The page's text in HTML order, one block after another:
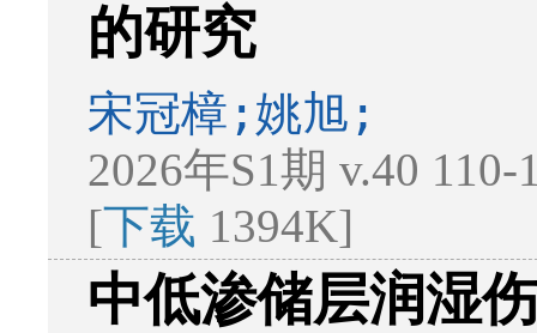
的研究
宋冠樟;姚旭;
2026年S1期 v.40
[下载 1394K]
中低渗储层润湿